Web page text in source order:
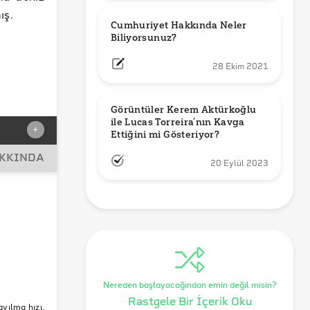
+
hızı,
Cumhuriyet Hakkında Neler
Biliyorsunuz?
28 Ekim 2021
Görüntüler Kerem Aktürkoğlu
ile Lucas Torreira’nın Kavga
Ettiğini mi Gösteriyor?
20 Eylül 2023
Nereden başlayacağından emin değil misin?
Rastgele Bir İçerik Oku